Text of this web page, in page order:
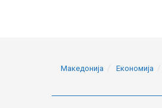
Македонија Економија